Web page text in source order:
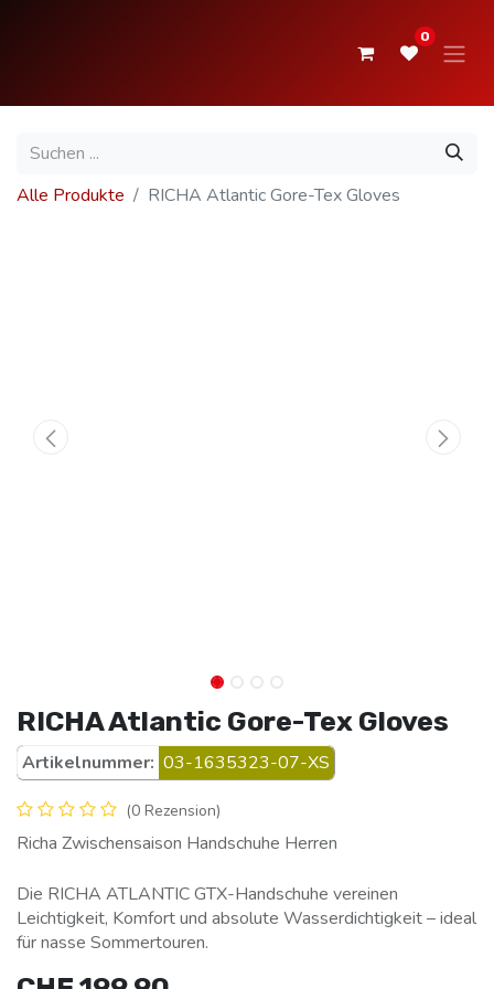
0
Alle Produkte RICHA Atlantic Gore-Tex Gloves
RICHA Atlantic Gore-Tex Gloves
Artikelnummer: 03-1635323-07-XS
(0 Rezension)
Richa Zwischensaison Handschuhe Herren
Die RICHA ATLANTIC GTX-Handschuhe vereinen
Leichtigkeit, Komfort und absolute Wasserdichtigkeit – ideal
für nasse Sommertouren.